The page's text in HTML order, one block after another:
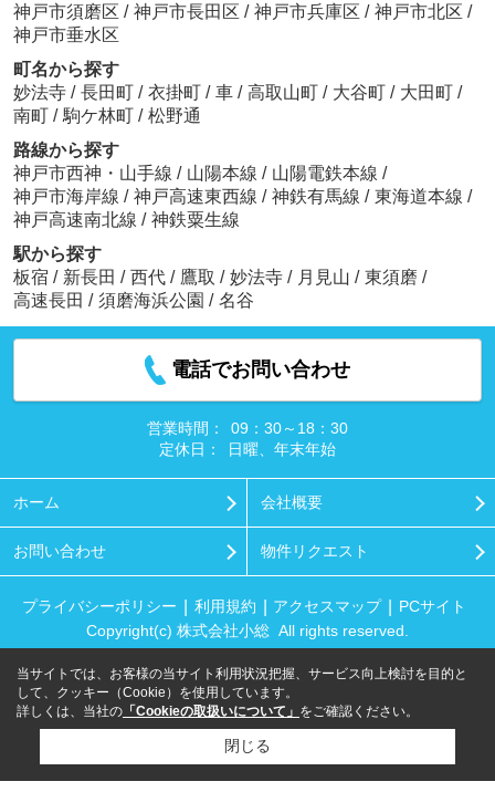
神戸市須磨区 / 神戸市長田区 / 神戸市兵庫区 / 神戸市北区 /
神戸市垂水区
町名から探す
妙法寺 / 長田町 / 衣掛町 / 車 / 高取山町 / 大谷町 / 大田町 /
南町 / 駒ケ林町 / 松野通
路線から探す
神戸市西神・山手線 / 山陽本線 / 山陽電鉄本線 /
神戸市海岸線 / 神戸高速東西線 / 神鉄有馬線 / 東海道本線 /
神戸高速南北線 / 神鉄粟生線
駅から探す
板宿 / 新長田 / 西代 / 鷹取 / 妙法寺 / 月見山 / 東須磨 /
高速長田 / 須磨海浜公園 / 名谷
電話でお問い合わせ
営業時間：
09：30～18：30
定休日：
日曜、年末年始
ホーム 会社概要
お問い合わせ 物件リクエスト
プライバシーポリシー 利用規約 アクセスマップ
PCサイト
Copyright(c) 株式会社小総 All rights reserved.
当サイトでは、お客様の当サイト利用状況把握、サービス向上検討を目的と
して、クッキー（Cookie）を使用しています。
詳しくは、当社の 「Cookieの取扱いについて」 をご確認ください。
閉じる